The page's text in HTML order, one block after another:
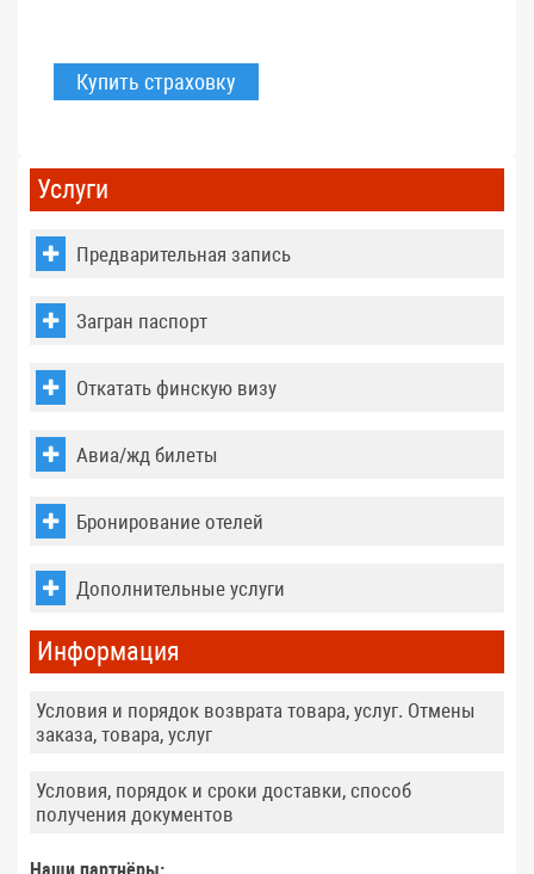
Купить страховку
Услуги
Предварительная запись
Загран паспорт
Откатать финскую визу
Авиа/жд билеты
Бронирование отелей
Дополнительные услуги
Информация
Условия и порядок возврата товара, услуг. Отмены
заказа, товара, услуг
Условия, порядок и сроки доставки, способ
получения документов